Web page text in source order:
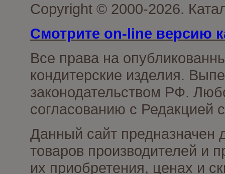
Copyright © 2000-2026.
Смотрите on-line версию
Все права на
кондитерские изделия.
законодательством РФ.
согласованию с Редакцией
Данный сайт предназначен
товаров производителей и
их приобретения, ценах и